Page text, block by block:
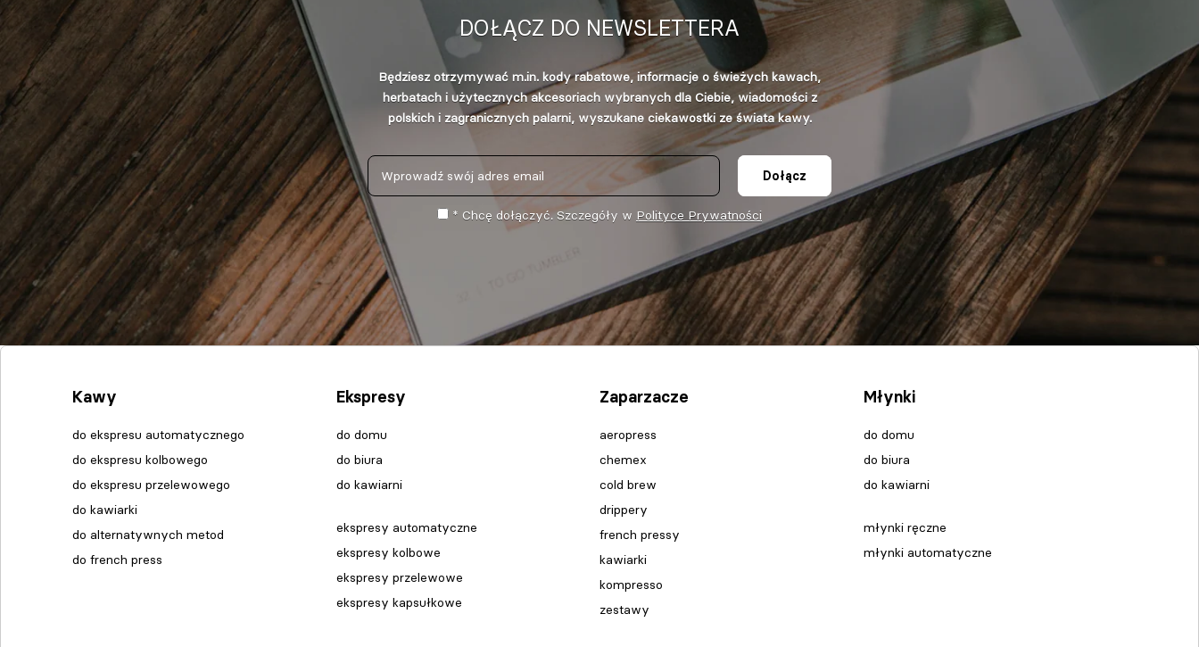
DOŁĄCZ DO NEWSLETTERA
Będziesz otrzymywać m.in. kody rabatowe, informacje o świeżych kawach,
herbatach i użytecznych akcesoriach wybranych dla Ciebie, wiadomości z
polskich i zagranicznych palarni, wyszukane ciekawostki ze świata kawy.
Dołącz
* Chcę dołączyć. Szczegóły w Polityce Prywatności
Kawy
do ekspresu automatycznego
do ekspresu kolbowego
do ekspresu przelewowego
do kawiarki
do alternatywnych metod
do french press
Ekspresy
do domu
do biura
do kawiarni
ekspresy automatyczne
ekspresy kolbowe
ekspresy przelewowe
ekspresy kapsułkowe
Zaparzacze
aeropress
chemex
cold brew
drippery
french pressy
kawiarki
kompresso
zestawy
Młynki
do domu
do biura
do kawiarni
młynki ręczne
młynki automatyczne